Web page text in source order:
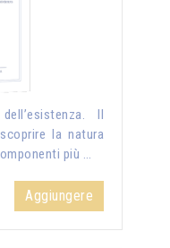
Il
la natura
più …
Aggiungere